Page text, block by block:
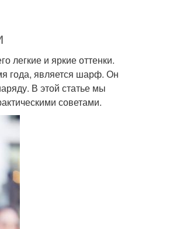
легкие и яркие оттенки.
года, является шарф. Он
В этой статье мы
советами.